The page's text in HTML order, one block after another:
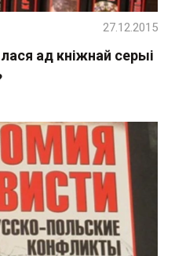
ад кніжнай серыі
27.12.2015